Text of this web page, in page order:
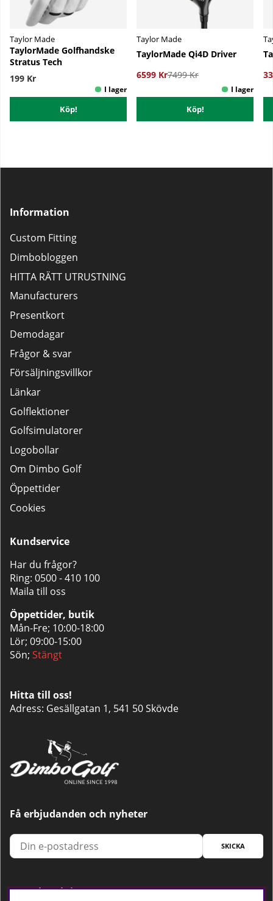
Taylor Made
TaylorMade Golfhandske
Stratus Tech
199 Kr
Köp!
Taylor Made
TaylorMade Qi4D Driver
6599 Kr7499 Kr
Köp!
Information
Custom Fitting
Dimbobloggen
HITTA RÄTT UTRUSTNING
Manufacturers
Presentkort
Demodagar
Frågor & svar
Försäljningsvillkor
Länkar
Golflektioner
Golfsimulatorer
Logobollar
Om Dimbo Golf
Öppettider
Cookies
Kundservice
Har du frågor?
Ring: 0500 - 410 100
Maila till oss
Öppettider, butik
Mån-Fre; 10:00-18:00
Lör; 09:00-15:00
Sön; Stängt
Hitta till oss!
Adress: Gesällgatan 1, 541 50 Skövde
Få erbjudanden och nyheter
SKICKA
Trygg betalning